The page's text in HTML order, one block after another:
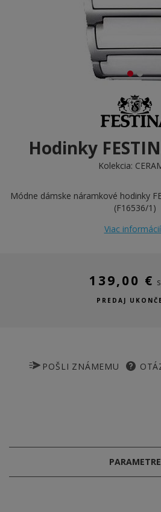
Hodinky
Kolekcia:
Módne dámske náramkové hodinky
(F16536/1)
Viac
139,00 €
PREDAJ
POŠLI ZNÁMEMU
PARAMETRE